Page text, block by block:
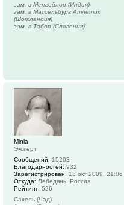
зам. в Менгейлор (Индия)
зам. в Массельбург Атлетик
(Шотландия)
зам. в Табор (Словения)
Minia
Эксперт
Сообщений: 15203
Благодарностей: 932
Зарегистрирован: 13 окт 2009, 21:06
Откуда: Лебедянь, Россия
Рейтинг: 526
Сахель (Чад)